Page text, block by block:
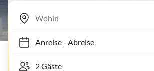
Anreise- Abreise